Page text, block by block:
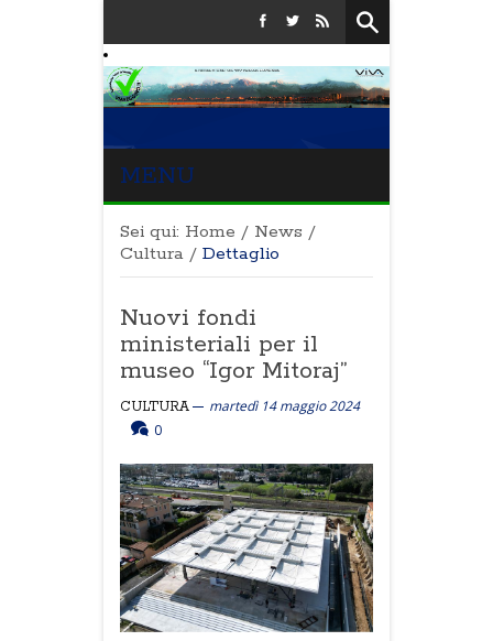
MENU
Sei qui: Home / News /
Cultura / Dettaglio
Nuovi fondi
ministeriali per il
museo “Igor Mitoraj”
CULTURA
martedì 14 maggio 2024
0